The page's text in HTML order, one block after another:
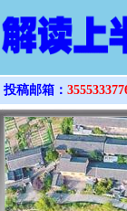
投稿邮箱：